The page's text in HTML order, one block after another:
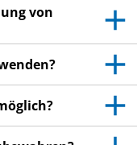
dieser
Siehe Abschnitt
besser oder
sich an Ihren
von